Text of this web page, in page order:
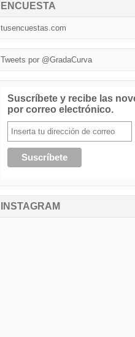
ENCUESTA
tusencuestas.com
Tweets por @GradaCurva
Suscríbete y recibe las
por correo electrónico.
INSTAGRAM